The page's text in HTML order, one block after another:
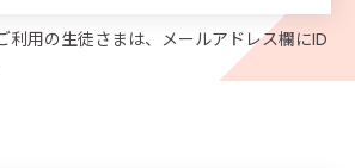
用の生徒さまは、メールアドレス欄にID